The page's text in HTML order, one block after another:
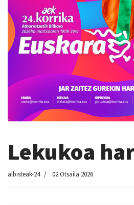
Lekukoa
albisteak-24 02 Otsaila 2026